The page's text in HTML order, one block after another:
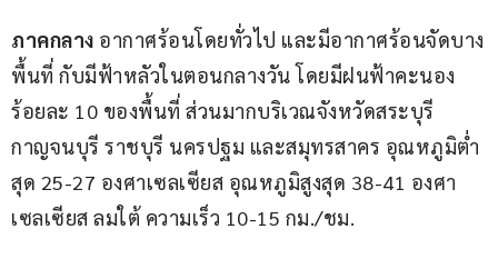
ภาคกลาง อากาศร้อนโดยทั่วไป และมีอากาศร้อนจัดบาง
พื้นที่ กับมีฟ้าหลัวในตอนกลางวัน โดยมีฝนฟ้าคะนอง
ร้อยละ 10 ของพื้นที่ ส่วนมากบริเวณจังหวัดสระบุรี
กาญจนบุรี ราชบุรี นครปฐม และสมุทรสาคร อุณหภูมิต่ำ
สุด 25-27 องศาเซลเซียส อุณหภูมิสูงสุด 38-41 องศา
เซลเซียส ลมใต้ ความเร็ว 10-15 กม./ชม.